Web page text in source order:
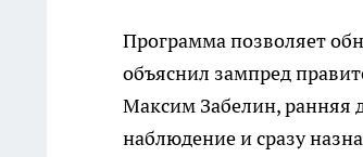
Программа позволяет
объяснил зампред
Максим Забелин, ранняя
наблюдение и сразу